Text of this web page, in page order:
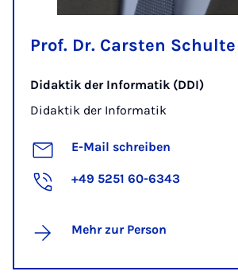
Prof. Dr. Carsten Schulte
Didaktik der Informatik (DDI)
Didaktik der Informatik
E-Mail schreiben
+49 5251 60-6343
Mehr zur Person